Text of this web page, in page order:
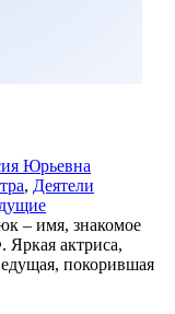
Юрьевна
, Деятели
– имя, знакомое
актриса,
покорившая